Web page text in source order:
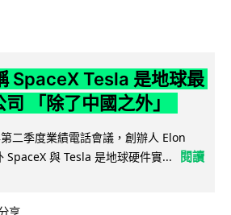
SpaceX Tesla 是地球最
「除了中國之外」
二季度業績電話會議，創辦人 Elon
SpaceX 與 Tesla 是地球硬件實...
閱讀